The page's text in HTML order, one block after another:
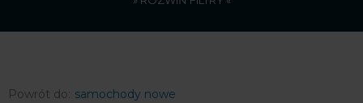
samochody nowe